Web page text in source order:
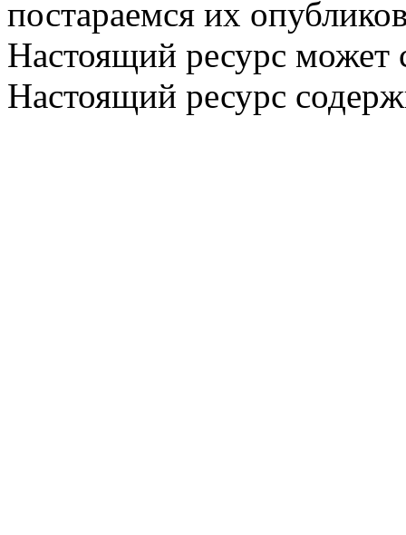
постараемся их
Настоящий ресурс может
Настоящий ресурс